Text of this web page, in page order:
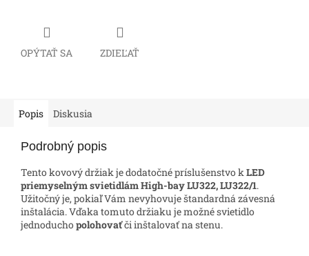
OPÝTAŤ SA ZDIEĽAŤ
Popis Diskusia
Podrobný popis
Tento kovový držiak je dodatočné príslušenstvo kLED
priemyselným svietidlám High-bay LU322, LU322/1.
Užitočný je, pokiaľ Vám nevyhovuje štandardná závesná
inštalácia. Vďaka tomuto držiaku je možné svietidlo
jednoduchopolohovaťči inštalovať na stenu.